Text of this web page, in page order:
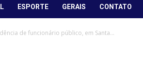
ESPORTE GERAIS CONTATO
de funcionário público, em Santa...